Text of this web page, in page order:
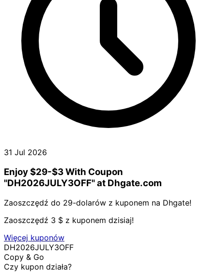
31 Jul 2026
Enjoy $29-$3 With Coupon
"DH2026JULY3OFF" at Dhgate.com
Zaoszczędź do 29-dolarów z kuponem na Dhgate!
Zaoszczędź 3 $ z kuponem dzisiaj!
Więcej kuponów
DH2026JULY3OFF
Copy & Go
Czy kupon działa?